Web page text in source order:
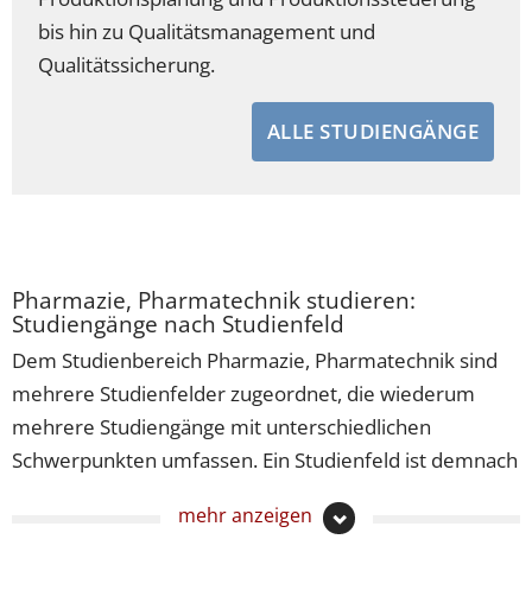
bis hin zu Qualitätsmanagement und
Qualitätssicherung.
ALLE STUDIENGÄNGE
Pharmazie, Pharmatechnik studieren:
Studiengänge nach Studienfeld
Dem Studienbereich Pharmazie, Pharmatechnik sind
mehrere Studienfelder zugeordnet, die wiederum
mehrere Studiengänge mit unterschiedlichen
Schwerpunkten umfassen. Ein Studienfeld ist demnach
unter dem ähnliche Studiengänge zusammengefasst
mehr anzeigen